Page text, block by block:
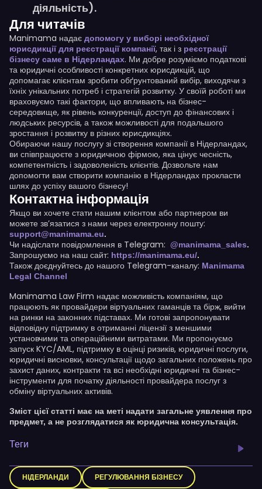
діяльність).
Для читачів
Manimama надає допомогу у виборі необхідної
юрисдикції для реєстрації компанії, так і з реєстрації
бізнесу саме в Нідерландах. Ми добре розуміємо податкові
та юридичні особливості конкретних юрисдикцій, що
допомагає клієнтам зробити обґрунтований вибір, виходячи з
їхніх унікальних потреб і стратегій розвитку. У своїй роботі ми
враховуємо такі фактори, що впливають на бізнес-
середовище, як рівень конкуренції, доступ до фінансових і
людських ресурсів, а також можливості для подальшого
зростання і розвитку в різних юрисдикціях.
Обираючи нашу послугу зі створення компанії в Нідерландах,
ви співпрацюєте з юридичною фірмою, яка цінує чесність,
компетентність і задоволеність клієнтів. Дозвольте нам
допомогти вам створити компанію в Нідерландах прокласти
шлях до успіху вашого бізнесу!
Контактна інформація
Якщо ви хочете стати нашим клієнтом або партнером ви
можете зв’язатися з нами через електронну пошту:
support@manimama.eu.
Чи надіслати повідомлення в Telegram: @manimama_sales.
Запрошуємо на наш сайт: https://manimama.eu/.
Також доєднуйтесь до нашого Telegram-каналу: Manimama
Legal Channel
Manimama Law Firm надає можливість компаніям, що
працюють як провайдери віртуальних гаманців та бірж, вийти
на ринки на законних підставах. Ми готові запропонувати
відповідну підтримку в отриманні ліцензії з меншими
установчими та операційними витратами. Ми пропонуємо
запуск KYC/AML, підтримку в оцінці ризиків, юридичні послуги,
юридичні висновки, консультації щодо загальних положень про
захист даних, контракти та всі необхідні юридичні та бізнес-
інструменти для початку діяльності провайдера послуг з
обміну віртуальних активів.
Зміст цієї статті має на меті надати загальне уявлення про
предмет, а не розглядатися як юридична консультація.
Теги
НІДЕРЛАНДИ РЕГУЛЮВАННЯ БІЗНЕСУ